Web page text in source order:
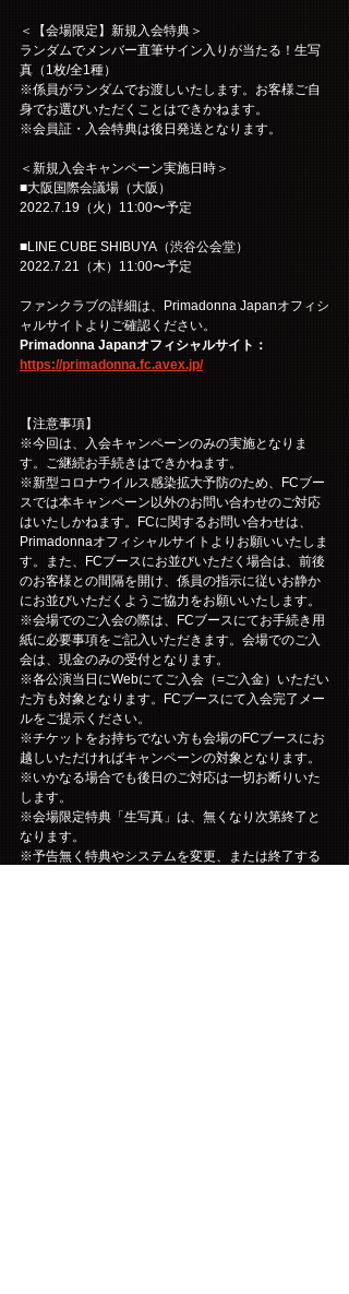
＜【会場限定】新規入会特典＞
ランダムでメンバー直筆サイン入りが当たる！生写
真（1枚/全1種）
※係員がランダムでお渡しいたします。お客様ご自
身でお選びいただくことはできかねます。
※会員証・入会特典は後日発送となります。
＜新規入会キャンペーン実施日時＞
■大阪国際会議場（大阪）
2022.7.19（火）11:00〜予定
■LINE CUBE SHIBUYA（渋谷公会堂）
2022.7.21（木）11:00〜予定
ファンクラブの詳細は、Primadonna Japanオフィシ
ャルサイトよりご確認ください。
Primadonna Japanオフィシャルサイト：
https://primadonna.fc.avex.jp/
【注意事項】
※今回は、入会キャンペーンのみの実施となりま
す。ご継続お手続きはできかねます。
※新型コロナウイルス感染拡大予防のため、FCブー
スでは本キャンペーン以外のお問い合わせのご対応
はいたしかねます。FCに関するお問い合わせは、
Primadonnaオフィシャルサイトよりお願いいたしま
す。また、FCブースにお並びいただく場合は、前後
のお客様との間隔を開け、係員の指示に従いお静か
にお並びいただくようご協力をお願いいたします。
※会場でのご入会の際は、FCブースにてお手続き用
紙に必要事項をご記入いただきます。会場でのご入
会は、現金のみの受付となります。
※各公演当日にWebにてご入会（=ご入金）いただい
た方も対象となります。FCブースにて入会完了メー
ルをご提示ください。
※チケットをお持ちでない方も会場のFCブースにお
越しいただければキャンペーンの対象となります。
※いかなる場合でも後日のご対応は一切お断りいた
します。
※会場限定特典「生写真」は、無くなり次第終了と
なります。
※予告無く特典やシステムを変更、または終了する